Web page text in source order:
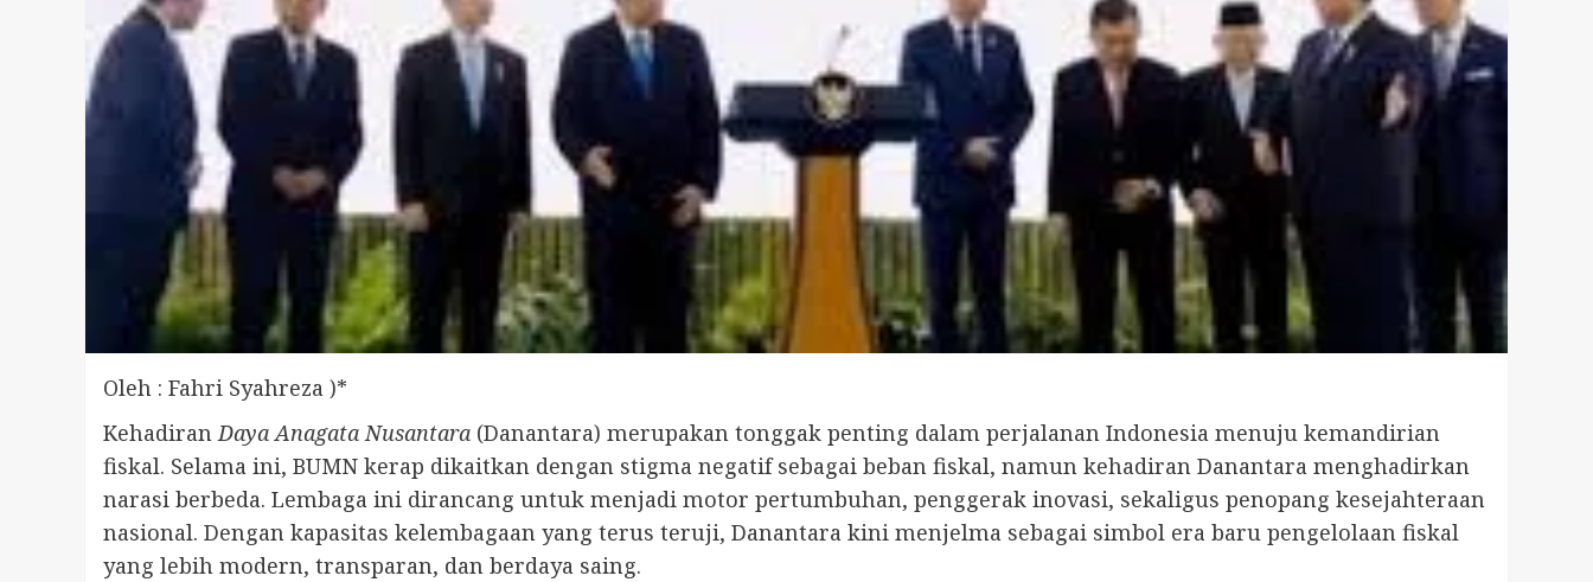
Oleh : Fahri Syahreza )*
KehadiranDaya Anagata Nusantara (Danantara) merupakan tonggak penting dalam perjalanan Indonesia menuju kemandirian
fiskal. Selama ini, BUMN kerap dikaitkan dengan stigma negatif sebagai beban fiskal, namun kehadiran Danantara menghadirkan
narasi berbeda. Lembaga ini dirancang untuk menjadi motor pertumbuhan, penggerak inovasi, sekaligus penopang kesejahteraan
nasional. Dengan kapasitas kelembagaan yang terus teruji, Danantara kini menjelma sebagai simbol era baru pengelolaan fiskal
yang lebih modern, transparan, dan berdaya saing.